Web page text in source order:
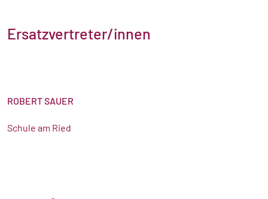
Ersatzvertreter/innen
ROBERT SAUER
Schule am Ried